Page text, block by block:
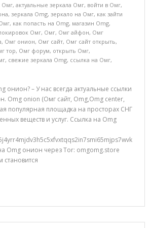
Омг, актуальные зеркала Омг, войти в Омг,
, зеркала Omg, зеркало на Омг, как зайти
, как попасть на Omg, магазин Omg,
Омг, Омг, Омг айфон, Омг
, Омг онион, Омг сайт, Омг сайт открыть,
тор, Омг форум, открыть Омг,
, свежие зеркала Omg, ссылка на Омг,
онион? – У нас всегда актуальные ссылки
Omg onion (Омг сайт, Omg,Omg center,
популярная площадка на просторах СНГ
веществ и услуг. Ссылка на Omg
Omg онион через Tor: omgomg.store
становится